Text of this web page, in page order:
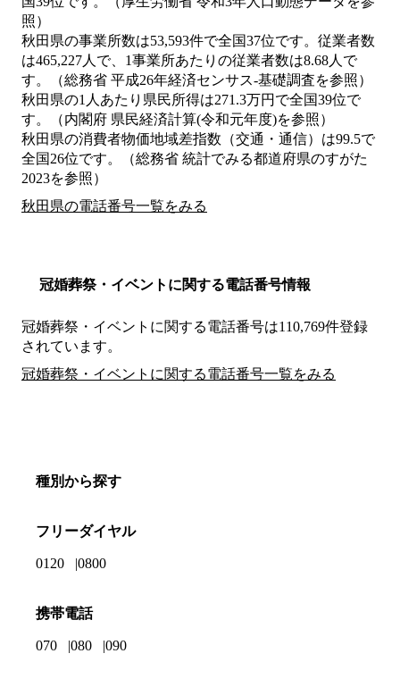
照）
秋田県の事業所数は53,593件で全国37位です。従業者数
は465,227人で、1事業所あたりの従業者数は8.68人で
す。（総務省 平成26年経済センサス‐基礎調査を参照）
秋田県の1人あたり県民所得は271.3万円で全国39位で
す。（内閣府 県民経済計算(令和元年度)を参照）
秋田県の消費者物価地域差指数（交通・通信）は99.5で
全国26位です。（総務省 統計でみる都道府県のすがた
2023を参照）
秋田県の電話番号一覧をみる
冠婚葬祭・イベントに関する電話番号情報
冠婚葬祭・イベントに関する電話番号は110,769件登録
されています。
冠婚葬祭・イベントに関する電話番号一覧をみる
種別から探す
フリーダイヤル
0120 0800
携帯電話
070 080 090